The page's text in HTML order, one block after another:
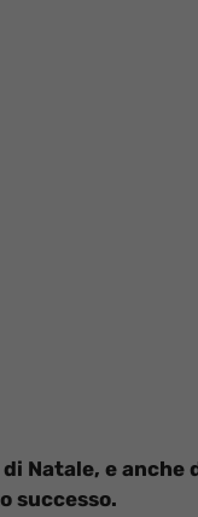
Natale, e anche
successo.